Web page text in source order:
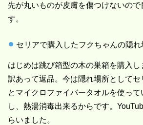
先が丸いものが皮膚を傷つけないの
す。
セリアで購入したフクちゃんの隠れ
はじめは跳び箱型の木の巣箱を購入し
訳あって返品。今は隠れ場所としてセ
とマイクロファイバータオルを使って
し、熱湯消毒出来るからです。
らいました。